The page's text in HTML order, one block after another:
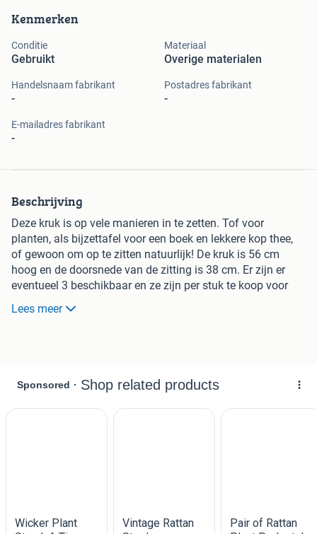
Kenmerken
Conditie
Gebruikt
Materiaal
Overige materialen
Handelsnaam fabrikant
-
Postadres fabrikant
-
E-mailadres fabrikant
-
Beschrijving
Deze kruk is op vele manieren in te zetten. Tof voor
planten, als bijzettafel voor een boek en lekkere kop thee,
of gewoon om op te zitten natuurlijk! De kruk is 56 cm
hoog en de doorsnede van de zitting is 38 cm. Er zijn er
eventueel 3 beschikbaar en ze zijn per stuk te koop voor
€29,95.
Lees meer